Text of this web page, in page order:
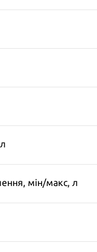
мін/макс, л